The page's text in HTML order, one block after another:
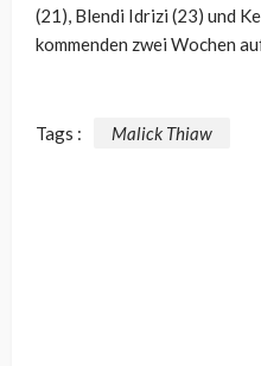
(21), Blendi Idrizi (23) und
kommenden zwei Wochen
Tags : Malick Thiaw